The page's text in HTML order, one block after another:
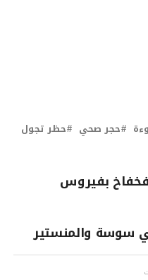
حجر صحي حظر تجول
‏بفيروس
سوسة والمنستير